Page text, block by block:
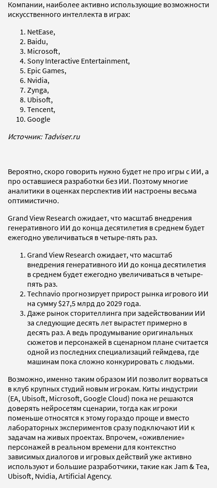
Компании, наиболее активно использующие возможности
искусственного интеллекта в играх:
NetEase,
Baidu,
Microsoft,
Sony Interactive Entertainment,
Epic Games,
Nvidia,
Zynga,
Ubisoft,
Tencent,
Google
Источник: Tadviser.ru
Вероятно, скоро говорить нужно будет не про игры с ИИ, а
про оставшиеся разработки без ИИ. Поэтому многие
аналитики в оценках перспектив ИИ настроены весьма
оптимистично.
Grand View Research ожидает, что масштаб внедрения
генеративного ИИ до конца десятилетия в среднем будет
ежегодно увеличиваться в четыре-пять раз.
Grand View Research ожидает, что масштаб
внедрения генеративного ИИ до конца десятилетия
в среднем будет ежегодно увеличиваться в четыре-
пять раз.
Technavio прогнозирует прирост рынка игрового ИИ
на сумму $27,5 млрд до 2029 года.
Даже рынок сторителлинга при задействовании ИИ
за следующие десять лет вырастет примерно в
десять раз. А ведь продумывание оригинальных
сюжетов и персонажей в сценарном плане считается
одной из последних специализаций геймдева, где
машинам пока сложно конкурировать с людьми.
Возможно, именно таким образом ИИ позволит ворваться
в клуб крупных студий новым игрокам. Киты индустрии
(EA, Ubisoft, Microsoft, Google Cloud) пока не решаются
доверять нейросетям сценарии, тогда как игроки
поменьше относятся к этому гораздо проще и вместо
лабораторных экспериментов сразу подключают ИИ к
задачам на живых проектах. Впрочем, «оживление»
персонажей в реальном времени для контекстно
зависимых диалогов и игровых действий уже активно
используют и большие разработчики, такие как Jam & Tea,
Ubisoft, Nvidia, Artificial Agency.